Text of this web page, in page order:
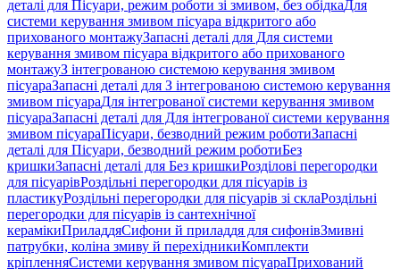
деталі для Пісуари, режим роботи зі змивом, без обідкаДля
системи керування змивом пісуара відкритого або
прихованого монтажуЗапасні деталі для Для системи
керування змивом пісуара відкритого або прихованого
монтажуЗ інтегрованою системою керування змивом
пісуараЗапасні деталі для З інтегрованою системою керування
змивом пісуараДля інтегрованої системи керування змивом
пісуараЗапасні деталі для Для інтегрованої системи керування
змивом пісуараПісуари, безводний режим роботиЗапасні
деталі для Пісуари, безводний режим роботиБез
кришкиЗапасні деталі для Без кришкиРозділові перегородки
для пісуарівРоздільні перегородки для пісуарів із
пластикуРоздільні перегородки для пісуарів зі склаРоздільні
перегородки для пісуарів із сантехнічної
керамікиПриладдяСифони й приладдя для сифонівЗмивні
патрубки, коліна змиву й перехідникиКомплекти
кріпленняСистеми керування змивом пісуараПрихований